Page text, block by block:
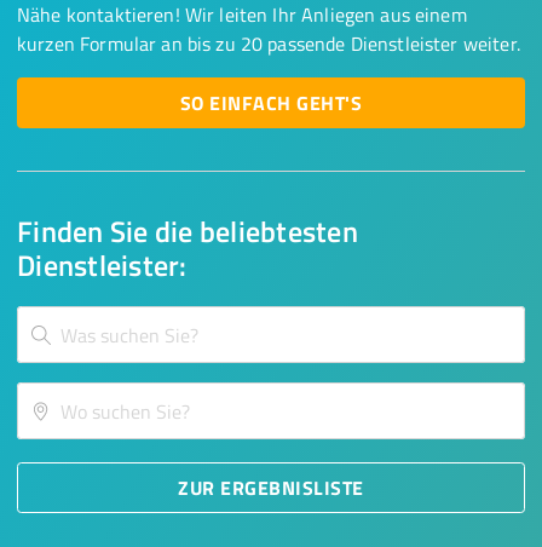
Finden Sie die beliebtesten
Dienstleister:
ZUR ERGEBNISLISTE
Nähe kontaktieren! Wir leiten Ihr Anliegen aus einem
kurzen Formular an bis zu 20 passende Dienstleister weiter.
SO EINFACH GEHT'S